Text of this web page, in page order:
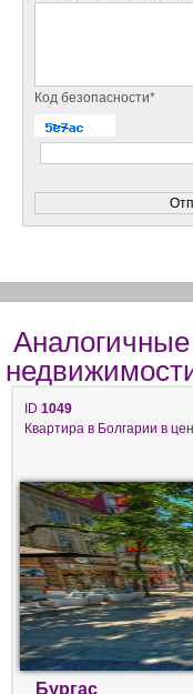
Код безопасности*
ID 1049
Квартира в Болгарии в
Бургас